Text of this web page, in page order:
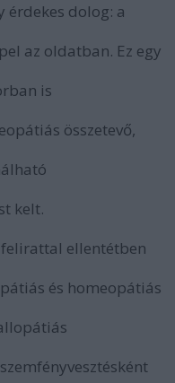
érdekes dolog: a
az oldatban. Ez egy
is
összetevő,
kelt.
ellentétben
és homeopátiás